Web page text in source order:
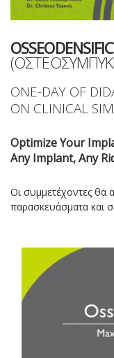
ONE-DAY OF
ON CLINICAL
Optimize Your
Any Implant, Any
Οι συμμετέχοντες θα
παρασκευάσματα και